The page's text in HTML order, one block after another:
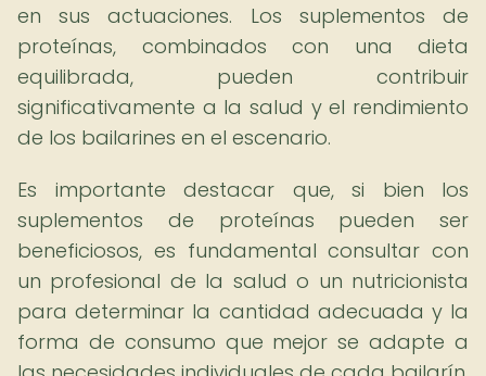
en sus actuaciones. Los suplementos de
proteínas, combinados con una dieta
equilibrada, pueden contribuir
significativamente a la salud y el rendimiento
de los bailarines en el escenario.
Es importante destacar que, si bien los
suplementos de proteínas pueden ser
beneficiosos, es fundamental consultar con
un profesional de la salud o un nutricionista
para determinar la cantidad adecuada y la
forma de consumo que mejor se adapte a